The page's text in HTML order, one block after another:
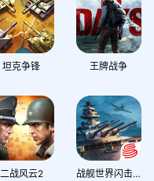
坦克争锋 王牌战争
二战风云2 战舰世界闪击战